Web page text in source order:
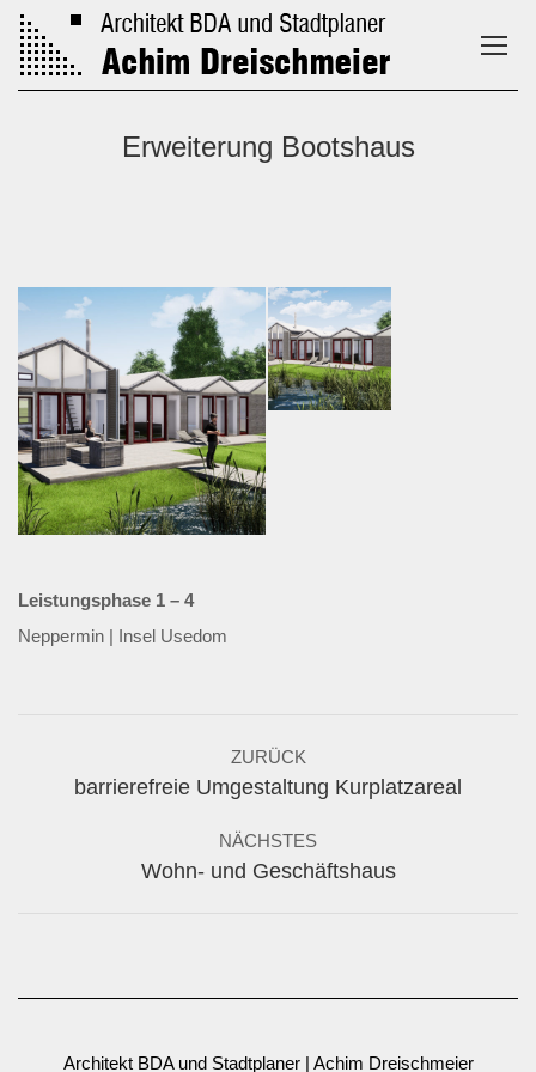
Erweiterung Bootshaus
Leistungsphase 1 – 4
Neppermin | Insel Usedom
ZURÜCK
Vorheriges
barrierefreie Umgestaltung Kurplatzareal
NÄCHSTES
Nächstes
Wohn- und Geschäftshaus
Architekt BDA und Stadtplaner | Achim Dreischmeier